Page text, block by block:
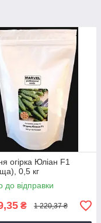
огірка Юліан F1
0,5 кг
до відправки
₴ 1 220,37 ₴